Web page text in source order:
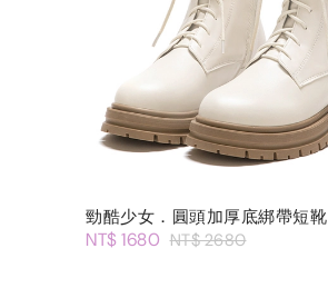
勁酷少女．圓頭加厚底綁帶短靴
NT$ 1680 NT$ 2680